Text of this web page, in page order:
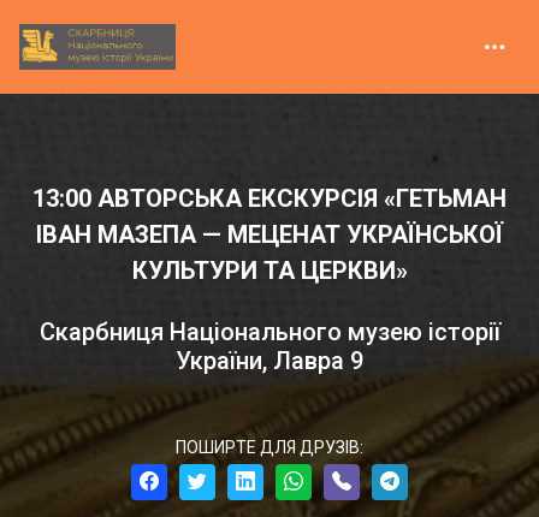
13:00 АВТОРСЬКА ЕКСКУРСІЯ «ГЕТЬМАН
ІВАН МАЗЕПА — МЕЦЕНАТ УКРАЇНСЬКОЇ
КУЛЬТУРИ ТА ЦЕРКВИ»
Скарбниця Національного музею історії
України, Лавра 9
ПОШИРТЕ ДЛЯ ДРУЗІВ: